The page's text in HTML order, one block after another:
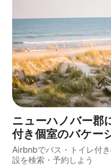
ニューハノバー郡
付き個室のバケー
Airbnbでバス・トイレ付
設を検索・予約しよう